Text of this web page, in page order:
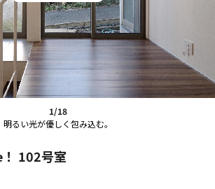
1/18
明るい光が優しく包み込む。
102号室